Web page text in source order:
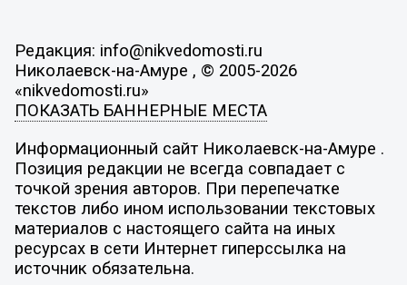
Редакция: info@nikvedomosti.ru
Николаевск-на-Амуре , © 2005-2026
«nikvedomosti.ru»
ПОКАЗАТЬ БАННЕРНЫЕ МЕСТА
Информационный сайт Николаевск-на-Амуре .
Позиция редакции не всегда совпадает с
точкой зрения авторов. При перепечатке
текстов либо ином использовании текстовых
материалов с настоящего сайта на иных
ресурсах в сети Интернет гиперссылка на
источник обязательна.